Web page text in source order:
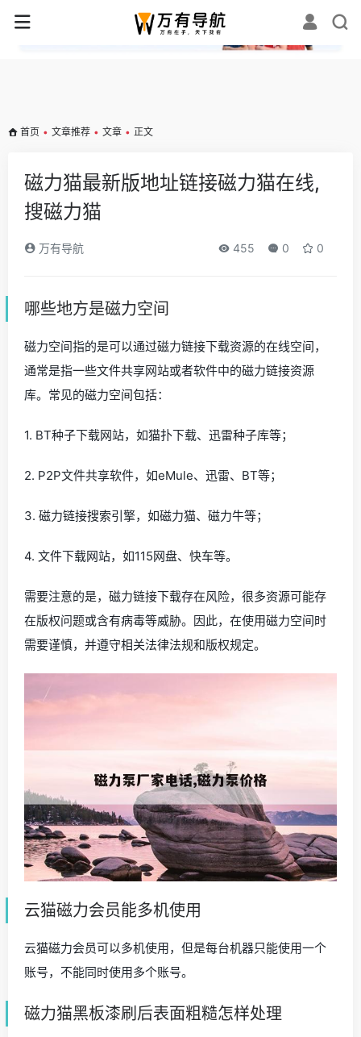
✕
首页 • 文章推荐 • 文章 • 正文
磁力猫最新版地址链接磁力猫在线,
搜磁力猫
万有导航 455 0 0
哪些地方是磁力空间
磁力空间指的是可以通过磁力链接下载资源的在线空间，
通常是指一些文件共享网站或者软件中的磁力链接资源
库。常见的磁力空间包括：
1. BT种子下载网站，如猫扑下载、迅雷种子库等；
2. P2P文件共享软件，如eMule、迅雷、BT等；
3. 磁力链接搜索引擎，如磁力猫、磁力牛等；
4. 文件下载网站，如115网盘、快车等。
需要注意的是，磁力链接下载存在风险，很多资源可能存
在版权问题或含有病毒等威胁。因此，在使用磁力空间时
需要谨慎，并遵守相关法律法规和版权规定。
云猫磁力会员能多机使用
云猫磁力会员可以多机使用，但是每台机器只能使用一个
账号，不能同时使用多个账号。
磁力猫黑板漆刷后表面粗糙怎样处理